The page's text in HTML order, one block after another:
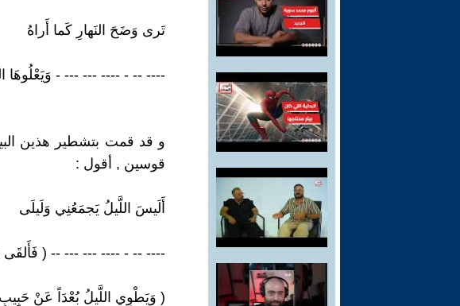
تَرى وَضَحَ النَهارِ كَما أَراهُ
---- -- - ---- --- --- - وَيَعْلُوهَا
و قد قمت بتشطير هذين
قوسين , أقول :
أَلَيسَ اللَّيلُ يَجمَعُنِي وَلَيلَى
---- -- - ---- --- --- -- ( فَأَلقَى
( وَيَطْوِي اللَّيلُ بُعْدَاً عَنْ